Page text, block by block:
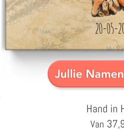
Hand in
Van